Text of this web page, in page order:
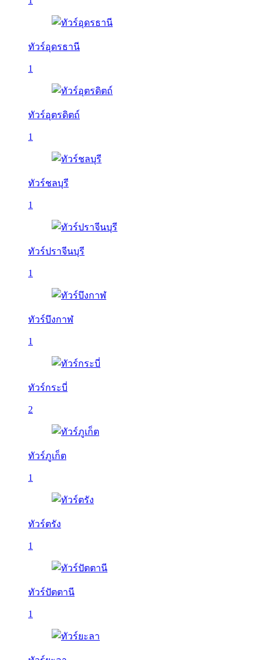
ทัวร์อุดรธานี
1
ทัวร์อุตรดิตถ์
1
ทัวร์ชลบุรี
1
ทัวร์ปราจีนบุรี
1
ทัวร์บึงกาฬ
1
ทัวร์กระบี่
2
ทัวร์ภูเก็ต
1
ทัวร์ตรัง
1
ทัวร์ปัตตานี
1